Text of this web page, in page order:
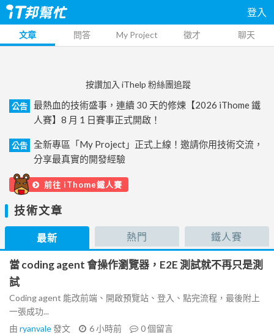
登入
文章 問答 My Project 徵才 聊天
按讚加入 iThelp 粉絲團追蹤
公告
最熱血的技術盛事，連續 30 天的修煉【2026 iThome 鐵
人賽】8 月 1 日賽事正式開啟！
公告
全新專區「My Project」正式上線！邀請你用技術交流，
分享最真實的開發經驗
前往 iThome鐵人賽
技術文章
最新 熱門 鐵人賽
當 coding agent 會操作瀏覽器，E2E 測試就不再只是測
試
Coding agent 能改前端、開啟預覽站、登入、點完流程，最後附上
一張成功...
由 ryanvale發文 6 小時前 0個留言